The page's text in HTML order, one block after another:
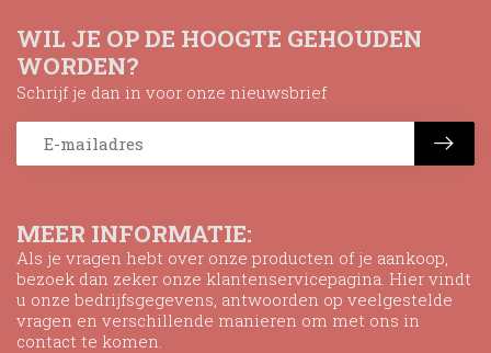
MEER INFORMATIE:
Als je vragen hebt over onze producten of je aankoop,
bezoek dan zeker onze klantenservicepagina. Hier vindt
u onze bedrijfsgegevens, antwoorden op veelgestelde
vragen en verschillende manieren om met ons in
contact te komen.
WIL JE OP DE HOOGTE GEHOUDEN
WORDEN?
Schrijf je dan in voor onze nieuwsbrief